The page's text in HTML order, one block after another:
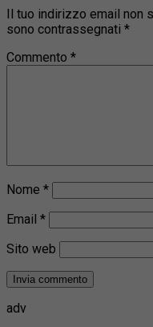
Il tuo indirizzo email non
sono contrassegnati *
Commento *
Nome *
Email *
Sito web
adv